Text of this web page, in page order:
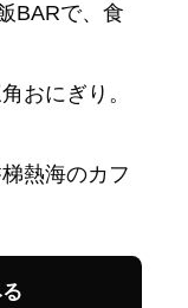
BARで、食
おにぎり。
熱海のカフ